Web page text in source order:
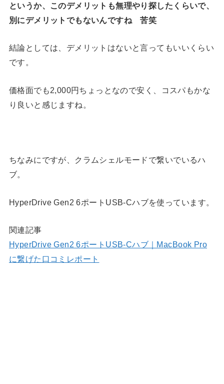
というか、このデメリットも無理やり探したくらいで、
別にデメリットでもないんですね 苦笑
結論としては、デメリットはないと言ってもいいくらい
です。
価格面でも2,000円ちょっとなので安く、コスパもかな
り良いと感じますね。
ちなみにですが、クラムシェルモードで繋いでいるハ
ブ。
HyperDrive Gen2 6ポートUSB-Cハブを使っています。
関連記事
HyperDrive Gen2 6ポートUSB-Cハブ｜MacBook Pro
に繋げた口コミレポート